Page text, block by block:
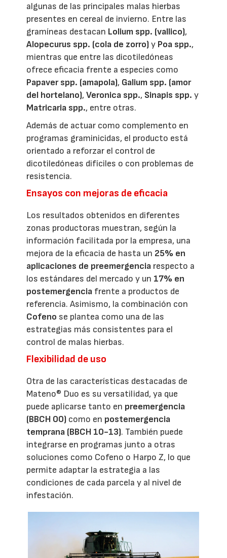
algunas de las principales malas hierbas
presentes en cereal de invierno. Entre las
gramíneas destacan Lolium spp. (vallico),
Alopecurus spp. (cola de zorro)y Poa spp.,
mientras que entre las dicotiledóneas
ofrece eficacia frente a especies como
Papaver spp. (amapola), Galium spp. (amor
del hortelano),Veronica spp., Sinapis spp. y
Matricaria spp., entre otras.
Además de actuar como complemento en
programas graminicidas, el producto está
orientado a reforzar el control de
dicotiledóneas difíciles o con problemas de
resistencia.
Ensayos con mejoras de eficacia
Los resultados obtenidos en diferentes
zonas productoras muestran, según la
información facilitada por la empresa, una
mejora de la eficacia de hasta un 25% en
aplicaciones de preemergencia respecto a
los estándares del mercado y un 17% en
postemergencia frente a productos de
referencia. Asimismo, la combinación con
Cofeno se plantea como una de las
estrategias más consistentes para el
control de malas hierbas.
Flexibilidad de uso
Otra de las características destacadas de
Mateno® Duo es su versatilidad, ya que
puede aplicarse tanto en preemergencia
(BBCH 00) como en postemergencia
temprana (BBCH 10-13). También puede
integrarse en programas junto a otras
soluciones como Cofeno o Harpo Z, lo que
permite adaptar la estrategia a las
condiciones de cada parcela y al nivel de
infestación.